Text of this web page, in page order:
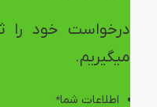
درخواست خود را
میگیریم.
اطلاعات شما*